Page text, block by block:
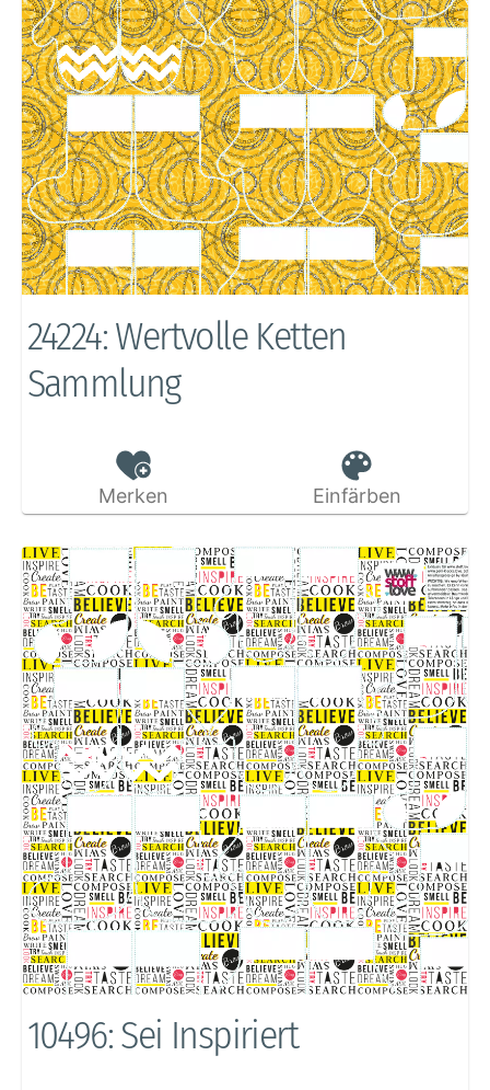
24224: Wertvolle Ketten
Sammlung
Merken Einfärben
10496: Sei Inspiriert